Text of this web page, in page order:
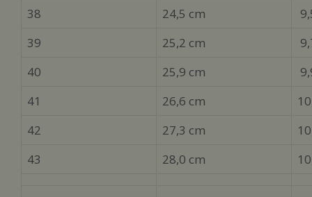
38
24,5 cm
39
25,2 cm
40
25,9 cm
41
26,6 cm
42
27,3 cm
43
28,0 cm